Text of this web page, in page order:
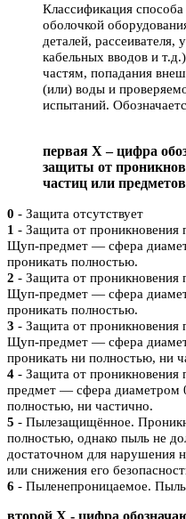
Классификация
оболочкой
деталей, рассеивателя,
кабельных вводов и
частям, попадания
(или) воды и
испытаний.
первая X – цифра
защиты от
частиц или
0 - Защита отсутствует
1 - Защита от
Щуп-предмет — сфера
проникать полностью.
2 - Защита от
Щуп-предмет — сфера
проникать полностью.
3 - Защита от
Щуп-предмет — сфера
проникать ни полностью, ни
4 - Защита от
предмет — сфера диаметром
полностью, ни частично.
5 - Пылезащищённое.
полностью, однако пыль не
достаточном для нарушения
или снижения его
6 - Пыленепроницаемое. Пыль
второй Х - цифра